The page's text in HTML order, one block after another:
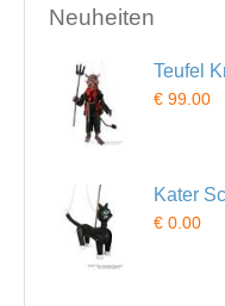
Neuheiten
Teufel
€ 99.00
Kater
€ 0.00